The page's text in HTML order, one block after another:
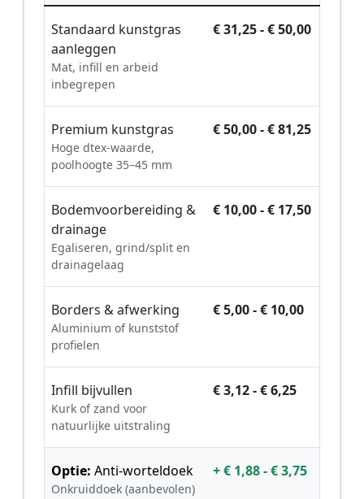
Standaard kunstgras
aanleggen
Mat, infill en arbeid
inbegrepen
€ 31,25 - € 50,00
Premium kunstgras
Hoge dtex-waarde,
poolhoogte 35–45 mm
€ 50,00 - € 81,25
Bodemvoorbereiding &
drainage
Egaliseren, grind/split en
drainagelaag
€ 10,00 - € 17,50
Borders & afwerking
Aluminium of kunststof
profielen
€ 5,00 - € 10,00
Infill bijvullen
Kurk of zand voor
natuurlijke uitstraling
€ 3,12 - € 6,25
Optie: Anti-worteldoek
Onkruiddoek (aanbevolen)
+ € 1,88 - € 3,75